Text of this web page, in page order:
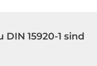
15920-1 sind